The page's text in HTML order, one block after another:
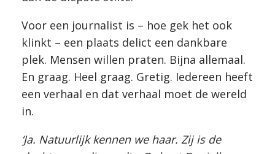
Voor een journalist is – hoe gek het ook
klinkt – een plaats delict een dankbare
plek. Mensen willen praten. Bijna allemaal.
En graag. Heel graag. Gretig. Iedereen heeft
een verhaal en dat verhaal moet de wereld
in.
‘Ja. Natuurlijk kennen we haar. Zij is de